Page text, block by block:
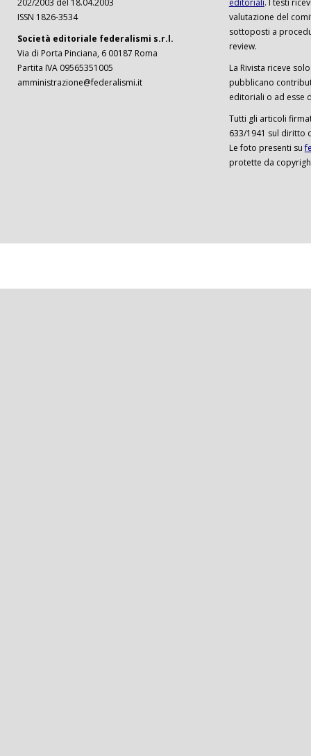
ISSN 1826-3534
Società editoriale federalismi s.r.l.
Via di Porta Pinciana, 6 00187 Roma
Partita IVA 09565351005
amministrazione@federalismi.it
valutazione del
sottoposti a
review.
La Rivista riceve
pubblicano
editoriali o ad esse
Tutti gli articoli
633/1941 sul diritto
Le foto presenti su
protette da